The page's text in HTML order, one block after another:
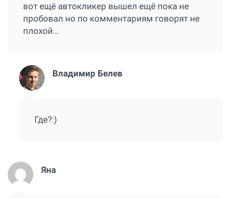
вот ещё автокликер вышел ещё пока не
пробовал но по комментариям говорят не
плохой...
Владимир Белев
Где?:)
Яна